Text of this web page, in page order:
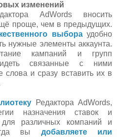
изменений
AdWords вносить
проще, чем в предыдущих.
выбораудобно
нужные элементы аккаунта.
кампаний и групп
связанные с ними
и сразу вставить их в
Редактора AdWords,
назначения ставок и
для различных компаний и
вы добавляете или